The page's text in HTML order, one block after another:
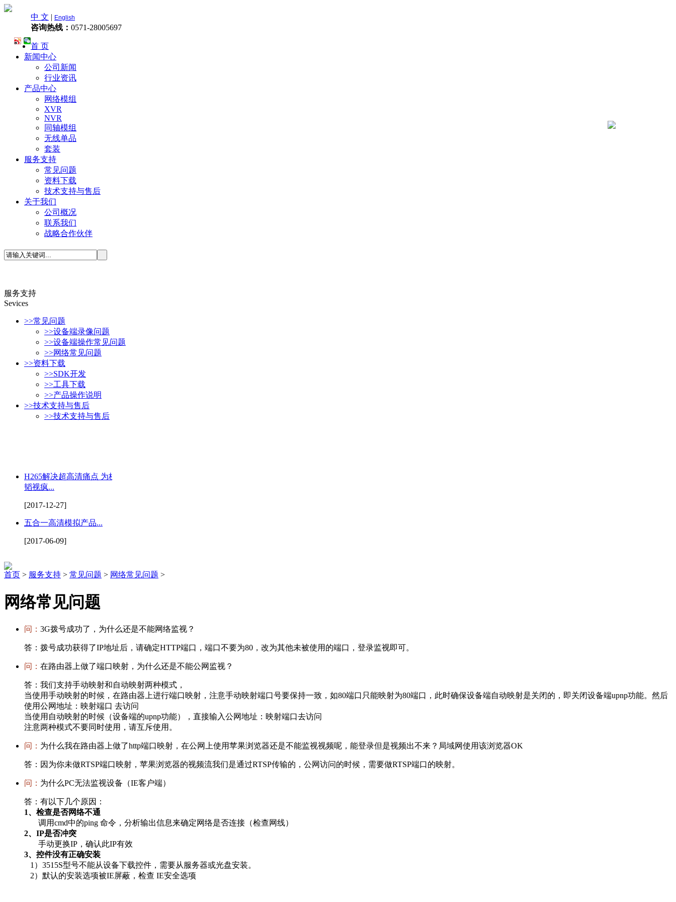
中 文 | English
咨询热线： 0571-28005697
首 页
新闻中心
公司新闻
行业资讯
产品中心
网络模组
XVR
NVR
同轴模组
无线单品
套装
服务支持
常见问题
资料下载
技术支持与售后
关于我们
公司概况
联系我们
战略合作伙伴
服务支持
Sevices
>>常见问题
>>设备端录像问题
>>设备端操作常见问题
>>网络常见问题
>>资料下载
>>SDK开发
>>工具下载
>>产品操作说明
>>技术支持与售后
>>技术支持与售后
H265解决超高清痛点 为杭州
韬视疯...
[2017-12-27]
五合一高清模拟产品...
[2017-06-09]
首页 > 服务支持 > 常见问题 > 网络常见问题 >
网络常见问题
问： 3G拨号成功了，为什么还是不能网络监视？
答： 拨号成功获得了IP地址后，请确定HTTP端口，端口不要为80，改为其他未被使用的端口，登录监视即可。
问： 在路由器上做了端口映射，为什么还是不能公网监视？
答： 我们支持手动映射和自动映射两种模式，
当使用手动映射的时候，在路由器上进行端口映射，注意手动映射端口号要保持一致，如80端口只能映射为80端口，此时确保设备端自动映射是关闭的，即关闭设备端upnp功能。然后
使用公网地址：映射端口 去访问
当使用自动映射的时候（设备端的upnp功能），直接输入公网地址：映射端口去访问
注意两种模式不要同时使用，请互斥使用。
问： 为什么我在路由器上做了http端口映射，在公网上使用苹果浏览器还是不能监视视频呢，能登录但是视频出不来？局域网使用该浏览器OK
答： 因为你未做RTSP端口映射，苹果浏览器的视频流我们是通过RTSP传输的，公网访问的时候，需要做RTSP端口的映射。
问： 为什么PC无法监视设备（IE客户端）
答： 有以下几个原因：
1、检查是否网络不通
调用cmd中的ping 命令，分析输出信息来确定网络是否连接（检查网线）
2、IP是否冲突
手动更换IP，确认此IP有效
3、控件没有正确安装
1）3515S型号不能从设备下载控件，需要从服务器或光盘安装。
2）默认的安装选项被IE屏蔽，检查 IE安全选项